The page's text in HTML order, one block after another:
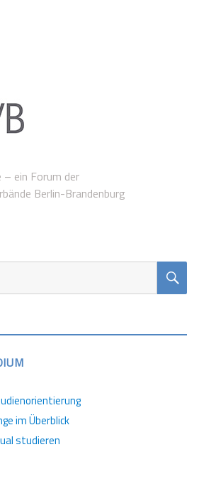
– ein Forum der
Berlin-Brandenburg
im Überblick
studieren